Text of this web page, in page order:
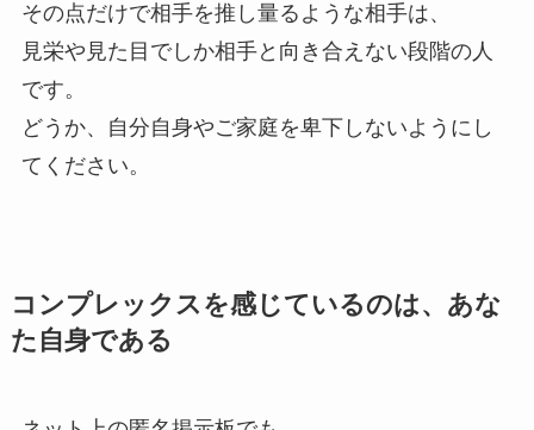
その点だけで相手を推し量るような相手は、
見栄や見た目でしか相手と向き合えない段階の人
です。
どうか、自分自身やご家庭を卑下しないようにし
てください。
コンプレックスを感じているのは、あな
た自身である